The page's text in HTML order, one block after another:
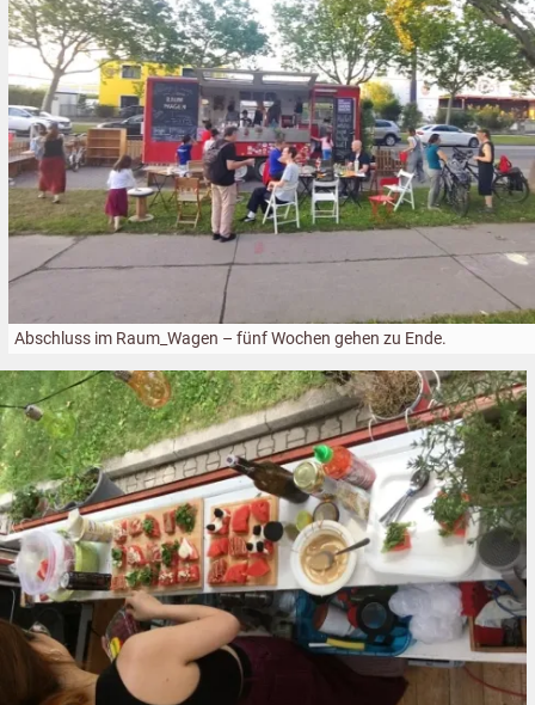
Abschluss im Raum_Wagen – fünf Wochen gehen zu Ende.
Größere
Bildversion
anzeigen